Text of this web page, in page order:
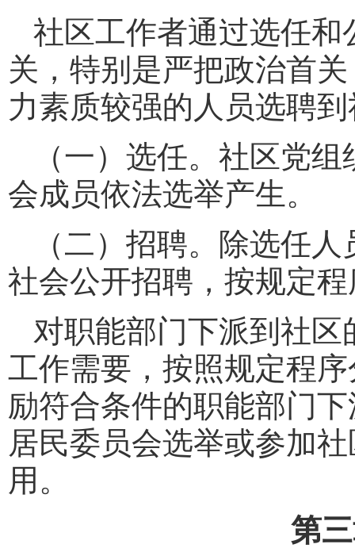
社区工作者通过选任
关，特别是严把政治首
力素质较强的人员选聘
（一）选任。社区党
会成员依法选举产生。
（二）招聘。除选任
社会公开招聘，按规定
对职能部门下派到社
工作需要，按照规定程
励符合条件的职能部门
居民委员会选举或参加
用。
第